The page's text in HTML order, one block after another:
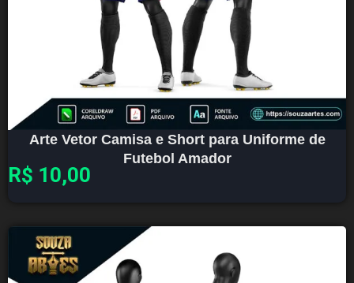
Arte Vetor Camisa e Short para Uniforme de
Futebol Amador
R$ 10,00